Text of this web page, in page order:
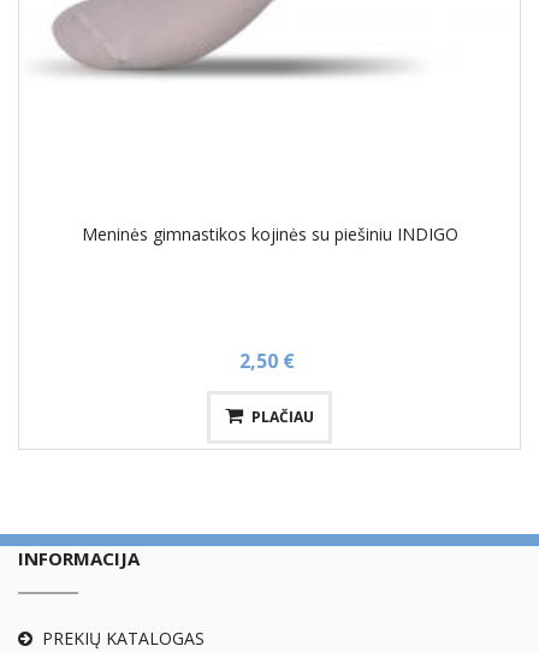
Meninės gimnastikos kojinės su piešiniu INDIGO
2,50 €
PLAČIAU
INFORMACIJA
PREKIŲ KATALOGAS